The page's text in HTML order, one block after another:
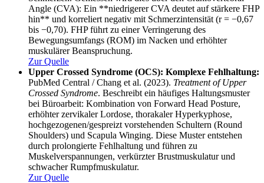
Angle (CVA): Ein **niedrigerer CVA deutet auf stärkere FHP
hin** und korreliert negativ mit Schmerzintensität (r = −0,67
bis −0,70). FHP führt zu einer Verringerung des
Bewegungsumfangs (ROM) im Nacken und erhöhter
muskulärer Beanspruchung.
Zur Quelle
Upper Crossed Syndrome (OCS): Komplexe Fehlhaltung:
PubMed Central / Chang et al. (2023). Treatment of Upper
Crossed Syndrome. Beschreibt ein häufiges Haltungsmuster
bei Büroarbeit: Kombination von Forward Head Posture,
erhöhter zervikaler Lordose, thorakaler Hyperkyphose,
hochgezogenen/gespreizt vorstehenden Schultern (Round
Shoulders) und Scapula Winging. Diese Muster entstehen
durch prolongierte Fehlhaltung und führen zu
Muskelverspannungen, verkürzter Brustmuskulatur und
schwacher Rumpfmuskulatur.
Zur Quelle